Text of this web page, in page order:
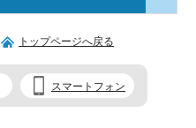
トップページへ戻る
スマートフォン